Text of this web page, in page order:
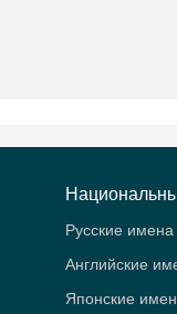
Русские имена
Английские
Японские